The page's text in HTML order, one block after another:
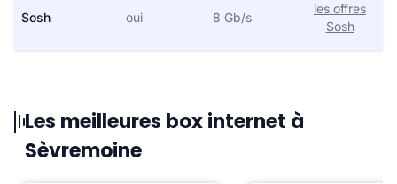
Sosh oui 8 Gb/s
les offres
Sosh
Les meilleures box internet à
Sèvremoine